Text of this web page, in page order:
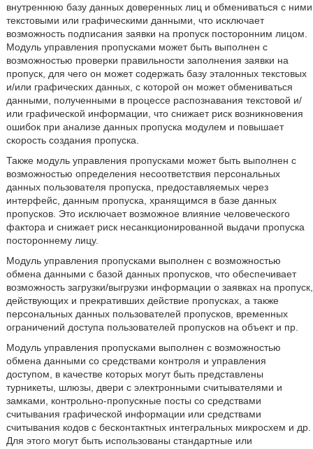
внутреннюю базу данных доверенных лиц и обмениваться с ними
текстовыми или графическими данными, что исключает
возможность подписания заявки на пропуск посторонним лицом.
Модуль управления пропусками может быть выполнен с
возможностью проверки правильности заполнения заявки на
пропуск, для чего он может содержать базу эталонных текстовых
и/или графических данных, с которой он может обмениваться
данными, полученными в процессе распознавания текстовой и/
или графической информации, что снижает риск возникновения
ошибок при анализе данных пропуска модулем и повышает
скорость создания пропуска.
Также модуль управления пропусками может быть выполнен с
возможностью определения несоответствия персональных
данных пользователя пропуска, предоставляемых через
интерфейс, данным пропуска, хранящимся в базе данных
пропусков. Это исключает возможное влияние человеческого
фактора и снижает риск несанкционированной выдачи пропуска
постороннему лицу.
Модуль управления пропусками выполнен с возможностью
обмена данными с базой данных пропусков, что обеспечивает
возможность загрузки/выгрузки информации о заявках на пропуск,
действующих и прекративших действие пропусках, а также
персональных данных пользователей пропусков, временных
ограничений доступа пользователей пропусков на объект и пр.
Модуль управления пропусками выполнен с возможностью
обмена данными со средствами контроля и управления
доступом, в качестве которых могут быть представлены
турникеты, шлюзы, двери с электронными считывателями и
замками, контрольно-пропускные посты со средствами
считывания графической информации или средствами
считывания кодов с бесконтактных интегральных микросхем и др.
Для этого могут быть использованы стандартные или